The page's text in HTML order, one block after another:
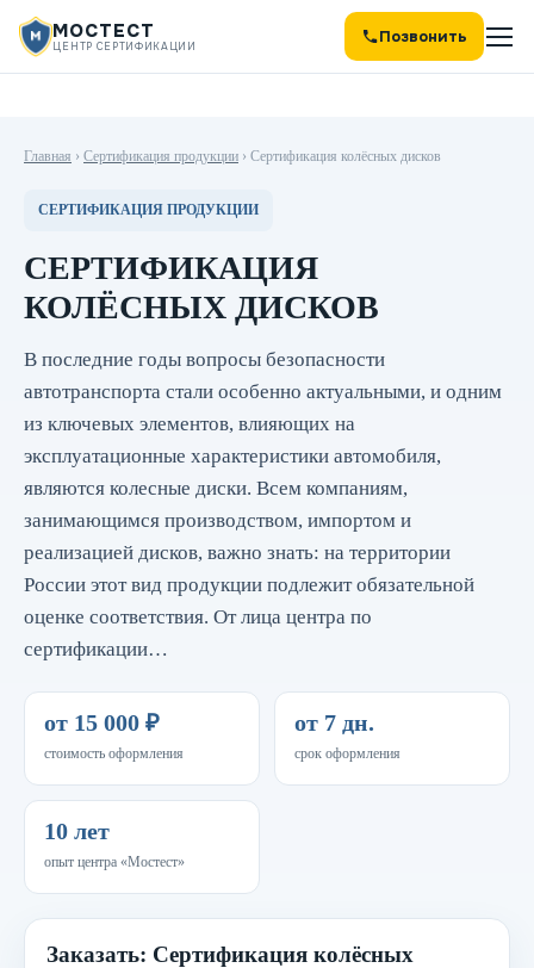
МОСТЕСТ
ЦЕНТР СЕРТИФИКАЦИИ Позвонить
Главная › Сертификация продукции › Сертификация колёсных дисков
СЕРТИФИКАЦИЯ ПРОДУКЦИИ
СЕРТИФИКАЦИЯ
КОЛЁСНЫХ ДИСКОВ
В последние годы вопросы безопасности
автотранспорта стали особенно актуальными, и одним
из ключевых элементов, влияющих на
эксплуатационные характеристики автомобиля,
являются колесные диски. Всем компаниям,
занимающимся производством, импортом и
реализацией дисков, важно знать: на территории
России этот вид продукции подлежит обязательной
оценке соответствия. От лица центра по
сертификации…
от 15 000 ₽
стоимость оформления
от 7 дн.
срок оформления
10 лет
опыт центра «Мостест»
Заказать: Сертификация колёсных